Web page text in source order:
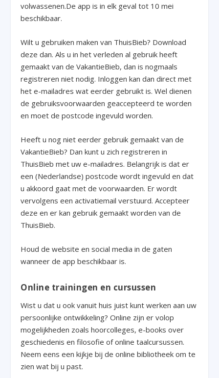
volwassenen.De app is in elk geval tot 10 mei
beschikbaar.
Wilt u gebruiken maken van ThuisBieb? Download
deze dan. Als u in het verleden al gebruik heeft
gemaakt van de VakantieBieb, dan is nogmaals
registreren niet nodig. Inloggen kan dan direct met
het e-mailadres wat eerder gebruikt is. Wel dienen
de gebruiksvoorwaarden geaccepteerd te worden
en moet de postcode ingevuld worden.
Heeft u nog niet eerder gebruik gemaakt van de
VakantieBieb? Dan kunt u zich registreren in
ThuisBieb met uw e-mailadres. Belangrijk is dat er
een (Nederlandse) postcode wordt ingevuld en dat
u akkoord gaat met de voorwaarden. Er wordt
vervolgens een activatiemail verstuurd. Accepteer
deze en er kan gebruik gemaakt worden van de
ThuisBieb.
Houd de website en social media in de gaten
wanneer de app beschikbaar is.
Online trainingen en cursussen
Wist u dat u ook vanuit huis juist kunt werken aan uw
persoonlijke ontwikkeling? Online zijn er volop
mogelijkheden zoals hoorcolleges, e-books over
geschiedenis en filosofie of online taalcursussen.
Neem eens een kijkje bij de online bibliotheek om te
zien wat bij u past.